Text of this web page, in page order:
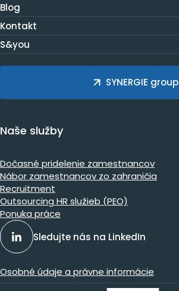
Blog
Kontakt
S&you
SYNERGIE group
Naše služby
Dočasné pridelenie zamestnancov
Nábor zamestnancov zo zahraničia
Recruitment
Outsourcing HR služieb (PEO)
Ponuka práce
Sledujte nás na LinkedIn
Osobné údaje a právne informácie